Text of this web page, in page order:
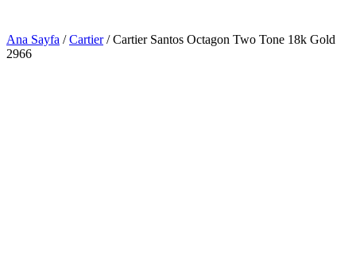
Ana Sayfa /Cartier/ Cartier Santos Octagon Two Tone 18k Gold
2966